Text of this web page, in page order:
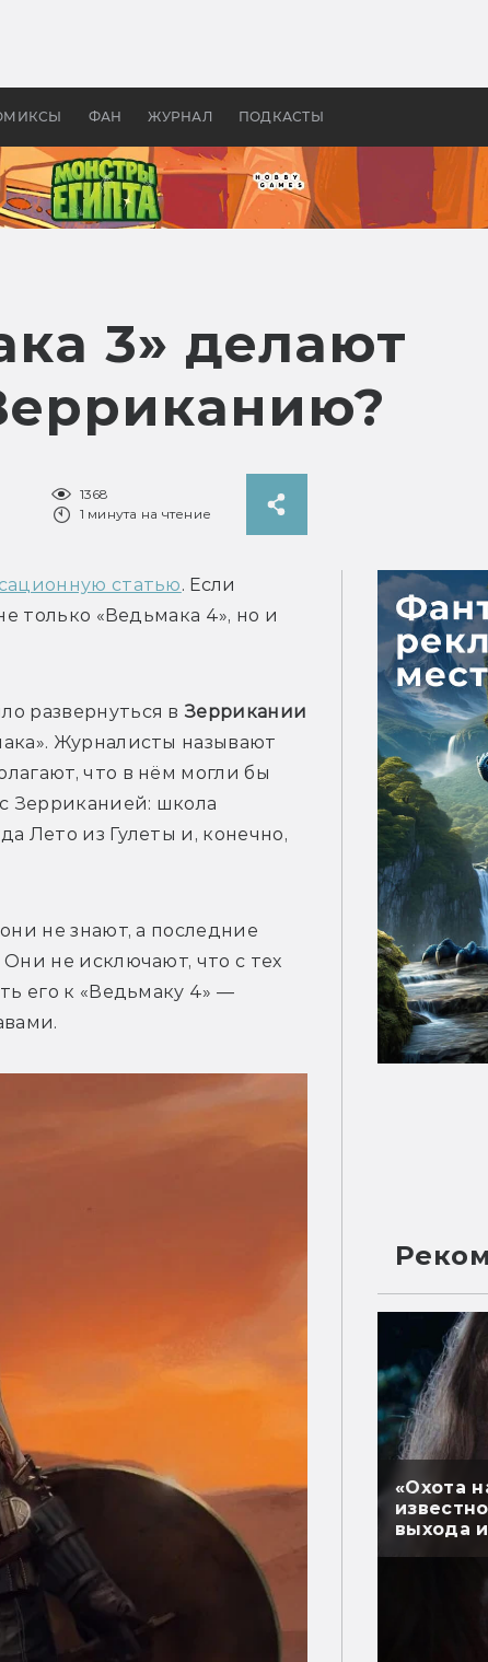
ФАН ЖУРНАЛ ПОДКАСТЫ
бы «Властелина колец»
3» делают
1368
1 минута на чтение
статью. Если
только «Ведьмака 4», но и
развернуться в
Журналисты называют
что в нём могли бы
Зерриканией: школа
Лето из Гулеты и, конечно,
не знают, а последние
не исключают, что с тех
его к «Ведьмаку 4» —
«Охота
выхода